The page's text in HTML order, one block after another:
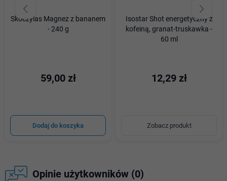
Skoczylas Magnez z bananem
- 240 g
59,00 zł
Dodaj do koszyka
Isostar Shot energetyczny z
kofeiną, granat-truskawka -
60 ml
12,29 zł
Zobacz produkt
Opinie użytkowników (0)